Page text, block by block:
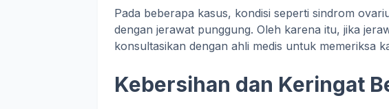
Pada beberapa kasus, kondisi seperti sindrom
dengan jerawat punggung. Oleh karena itu, jika
konsultasikan dengan ahli medis untuk memeriksa
Kebersihan dan Keringat